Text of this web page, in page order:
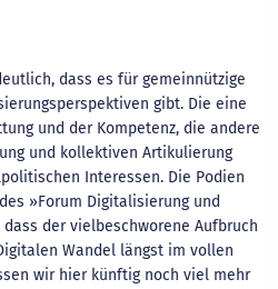
dass es für gemeinnützige
gibt. Die eine
und der Kompetenz, die andere
und kollektiven Artikulierung
Interessen. Die Podien
»Forum Digitalisierung und
dass der vielbeschworene Aufbruch
Wandel längst im vollen
wir hier künftig noch viel mehr